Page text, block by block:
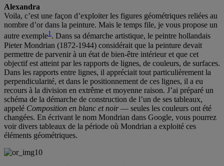
Alexandra
Voila, c’est une façon d’exploiter les figures géométriques reliées au
nombre d’or dans la peinture. Mais le temps file, je vous propose un
autre exemple1. Dans sa démarche artistique, le peintre hollandais
Pieter Mondrian (1872-1944) considérait que la peinture devait
permettre de parvenir à un état de bien-être intérieur et que cet
objectif est atteint par les rapports de lignes, de couleurs, de surfaces.
Dans les rapports entre lignes, il appréciait tout particulièrement la
perpendicularité, et dans le positionnement de ces lignes, il a eu
recours à la division en extrême et moyenne raison. J’ai préparé un
schéma de la démarche de construction de l’un de ses tableaux,
appelé Composition en blanc et noir— seules les couleurs ont été
changées. En écrivant le nom Mondrian dans Google, vous pourrez
voir divers tableaux de la période où Mondrian a exploité ces
éléments géométriques.